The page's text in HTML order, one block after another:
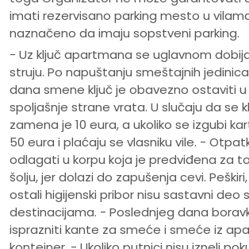
imati rezervisano parking mesto u
naznačeno da imaju sopstveni parking.
- Uz ključ apartmana se uglavnom
struju. Po napuštanju smeštajnih
dana smene ključ je obavezno ostaviti u
spoljašnje strane vrata. U slučaju da se
zamena je 10 eura, a ukoliko se izgubi
50 eura i plaćaju se vlasniku vile. -
odlagati u korpu koja je predviđena za
šolju, jer dolazi do zapušenja cevi.
ostali higijenski pribor nisu sastavni deo
destinacijama. - Poslednjeg dana
isprazniti kante za smeće i smeće iz